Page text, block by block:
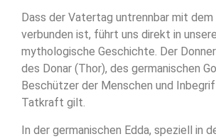
Dass der Vatertag untrennbar mit
verbunden ist, führt uns direkt in
mythologische Geschichte. Der
des Donar (Thor), des germanischen
Beschützer der Menschen und
Tatkraft gilt.
In der germanischen Edda, speziell in